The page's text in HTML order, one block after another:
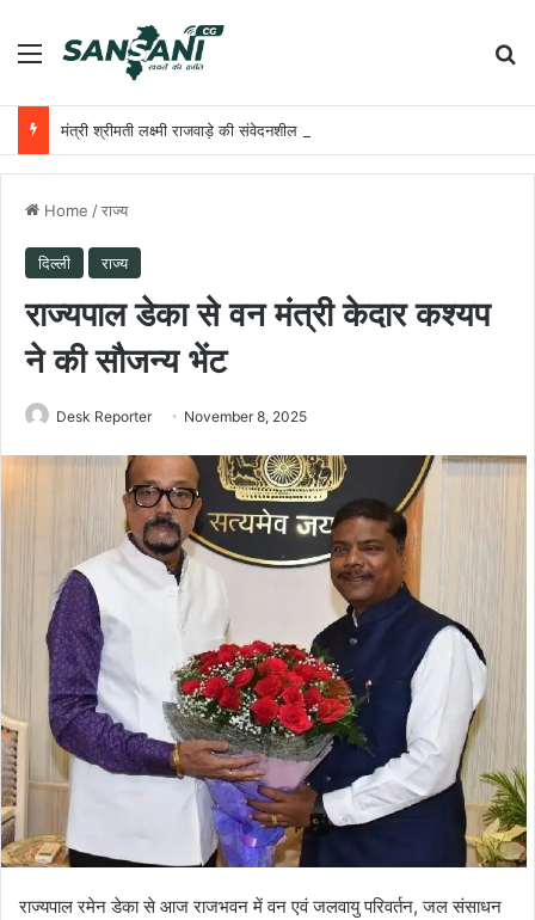
Menu
मंत्री श्रीमती लक्ष्मी राजवाड़े की संवेदनशील पहल
Home /राज्य
दिल्ली राज्य
राज्यपाल डेका से वन मंत्री केदार कश्यप
ने की सौजन्य भेंट
Desk Reporter November 8, 2025
राज्यपाल रमेन डेका से आज राजभवन में वन एवं जलवायु परिवर्तन, जल संसाधन